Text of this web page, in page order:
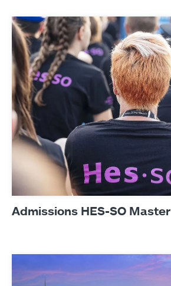
Admissions HES-SO Master